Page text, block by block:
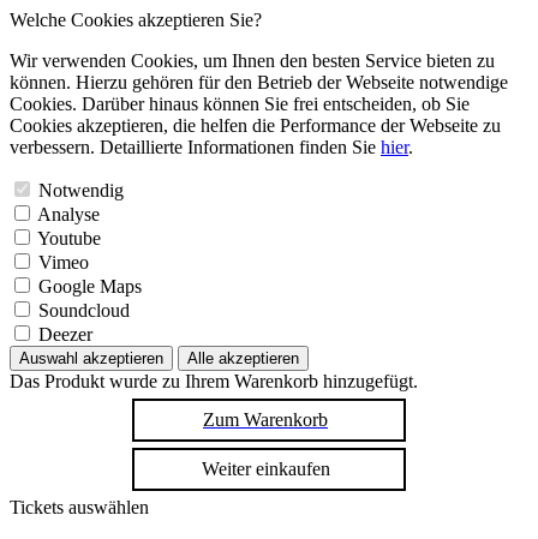
Welche Cookies akzeptieren Sie?
Wir verwenden Cookies, um Ihnen den besten Service bieten zu
können. Hierzu gehören für den Betrieb der Webseite notwendige
Cookies. Darüber hinaus können Sie frei entscheiden, ob Sie
Cookies akzeptieren, die helfen die Performance der Webseite zu
verbessern. Detaillierte Informationen finden Sie hier.
Notwendig
Analyse
Youtube
Vimeo
Google Maps
Soundcloud
Deezer
Auswahl akzeptieren Alle akzeptieren
Das Produkt wurde zu Ihrem Warenkorb hinzugefügt.
Zum Warenkorb
Weiter einkaufen
Tickets auswählen